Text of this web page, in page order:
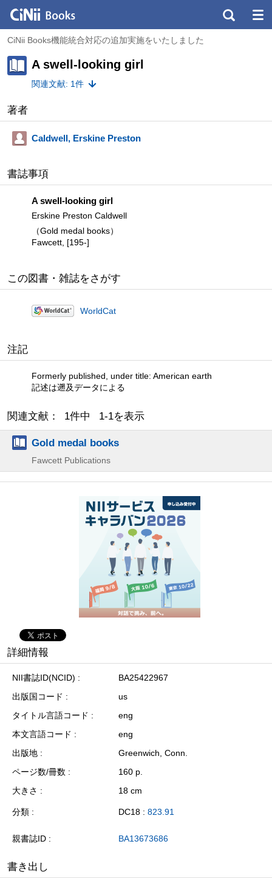
CiNii Books機能統合対応の追加実施をいたしました
A swell-looking girl
関連文献: 1件
著者
Caldwell, Erskine Preston
書誌事項
A swell-looking girl
Erskine Preston Caldwell
（Gold medal books）
Fawcett, [195-]
この図書・雑誌をさがす
WorldCat
注記
Formerly published, under title: American earth
記述は遡及データによる
関連文献： 1件中 1-1を表示
Gold medal books
Fawcett Publications
詳細情報
NII書誌ID(NCID)
BA25422967
出版国コード
us
タイトル言語コード
eng
本文言語コード
eng
出版地
Greenwich, Conn.
ページ数/冊数
160 p.
大きさ
18 cm
分類 DC18 : 823.91
親書誌ID BA13673686
書き出し